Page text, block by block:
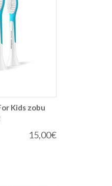
Kids zobu
15,00€